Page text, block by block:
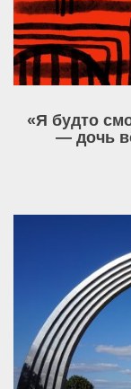
«Я будто
— дочь